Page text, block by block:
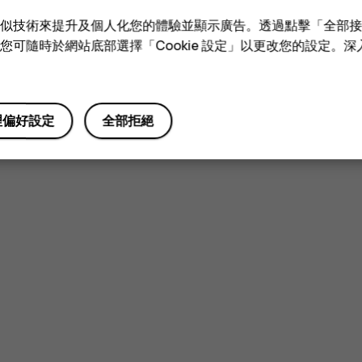
技術來提升及個人化您的體驗並顯示廣告。透過點擊「全部
可隨時於網站底部選擇「Cookie 設定」以更改您的設定。
全部拒絕
好設定